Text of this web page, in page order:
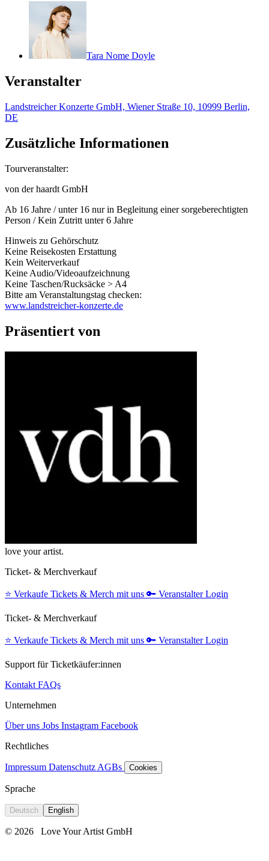
Tara Nome Doyle
Veranstalter
Landstreicher Konzerte GmbH, Wiener Straße 10, 10999 Berlin,
DE
Zusätzliche Informationen
Tourveranstalter:
von der haardt GmbH
Ab 16 Jahre / unter 16 nur in Begleitung einer sorgeberechtigten
Person / Kein Zutritt unter 6 Jahre
Hinweis zu Gehörschutz
Keine Reisekosten Erstattung
Kein Weiterverkauf
Keine Audio/Videoaufzeichnung
Keine Taschen/Rucksäcke > A4
Bitte am Veranstaltungstag checken:
www.landstreicher-konzerte.de
Präsentiert von
love your artist.
Ticket- & Merchverkauf
⭐️ Verkaufe Tickets & Merch mit uns 🔑 Veranstalter Login
Ticket- & Merchverkauf
⭐️ Verkaufe Tickets & Merch mit uns 🔑 Veranstalter Login
Support für Ticketkäufer:innen
Kontakt FAQs
Unternehmen
Über uns Jobs Instagram Facebook
Rechtliches
Impressum Datenschutz AGBs Cookies
Sprache
Deutsch English
© 2026 Love Your Artist GmbH